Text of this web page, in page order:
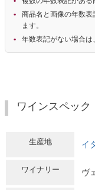
商品名と画像の年数表
ます。
年数表記がない場合は、
ワインスペック
生産地 イ
ワイナリー ヴ